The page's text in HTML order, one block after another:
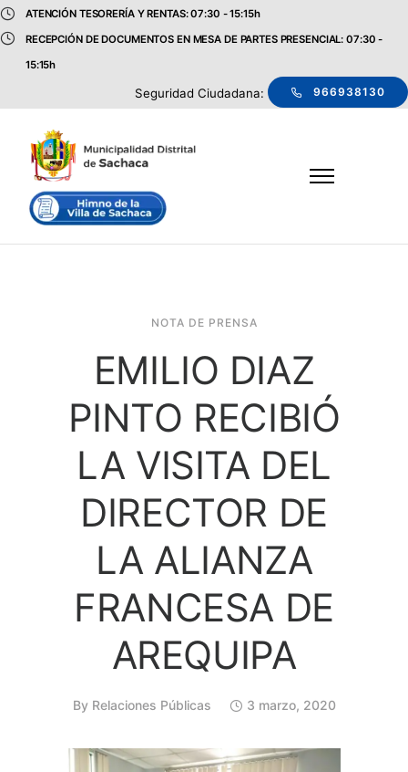
ATENCIÓN TESORERÍA Y RENTAS: 07:30 - 15:15h
RECEPCIÓN DE DOCUMENTOS EN MESA DE PARTES PRESENCIAL: 07:30 -
15:15h
Seguridad Ciudadana: 966938130
NOTA DE PRENSA
EMILIO DIAZ
PINTO RECIBIÓ
LA VISITA DEL
DIRECTOR DE
LA ALIANZA
FRANCESA DE
AREQUIPA
By Relaciones Públicas 3 marzo, 2020